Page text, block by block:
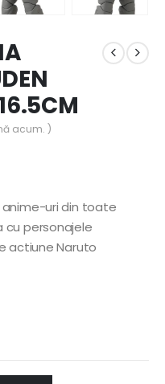
acum. )
anime-uri din toate
cu personajele
actiune Naruto